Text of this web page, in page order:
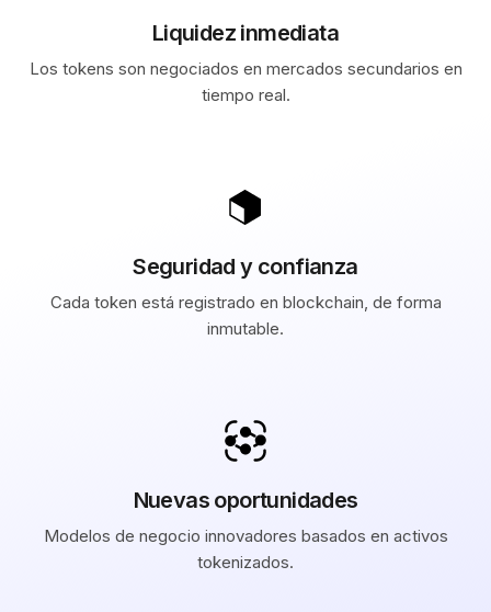
Liquidez inmediata
Los tokens son negociados en mercados secundarios en
tiempo real.
Seguridad y confianza
Cada token está registrado en blockchain, de forma
inmutable.
Nuevas oportunidades
Modelos de negocio innovadores basados en activos
tokenizados.